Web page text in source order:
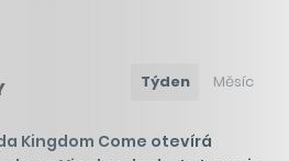
Týden Měsíc
Kingdom Come otevírá